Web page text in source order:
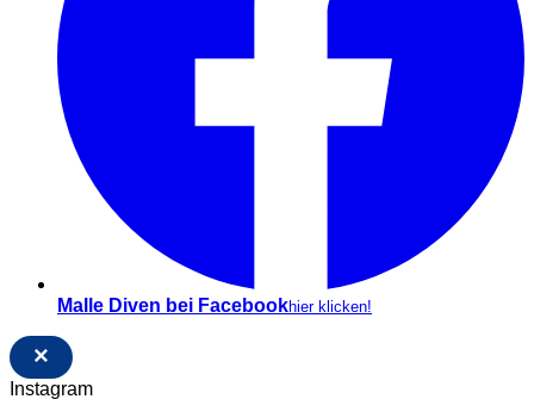
Malle Diven bei Facebookhier klicken!
×
Instagram